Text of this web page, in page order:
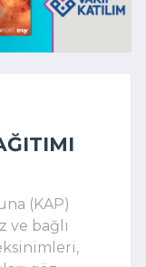
(KAP)
ve bağlı